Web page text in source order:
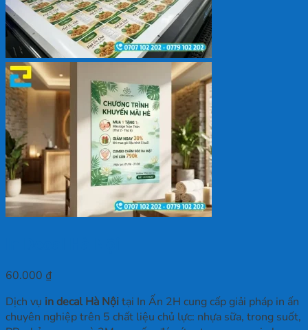
60.000 ₫
Dịch vụ in decal Hà Nộitại In Ấn 2H cung cấp giải pháp in ấn
chuyên nghiệp trên 5 chất liệu chủ lực: nhựa sữa, trong suốt,